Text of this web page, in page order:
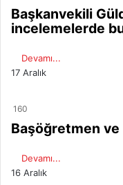
Başkanvekili
incelemelerde
Devamı...
17 Aralık
160
Başöğretmen ve
Devamı...
16 Aralık